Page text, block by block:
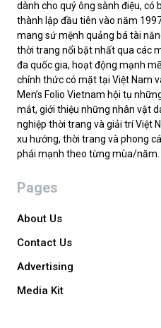
dành cho quý ông sành điệu, có
thành lập đầu tiên vào năm
mang sứ mệnh quảng bá tài
thời trang nổi bật nhất qua các
đa quốc gia, hoạt động mạnh
chính thức có mặt tại Việt Nam
Men’s Folio Vietnam hội tụ
mắt, giới thiệu những nhân vật
nghiệp thời trang và giải trí Việt
xu hướng, thời trang và phong
phái mạnh theo từng mùa/năm.
Pages
About Us
Contact Us
Advertising
Media Kit